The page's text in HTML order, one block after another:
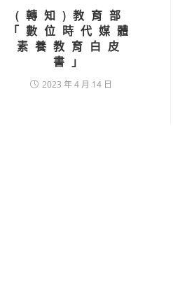
(轉知)教育部
「數位時代媒體
素養教育白皮
書」
2023 年 4 月 14 日